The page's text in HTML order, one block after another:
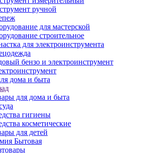
ручной
для мастерской
строительное
для электроинструмента
бензо и электроинструмент
дома и быта
для дома и быта
гигиены
косметические
для детей
Бытовая